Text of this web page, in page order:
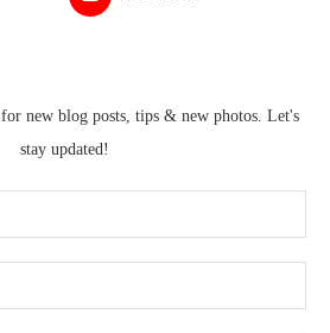
new blog posts, tips & new photos. Let's
stay updated!